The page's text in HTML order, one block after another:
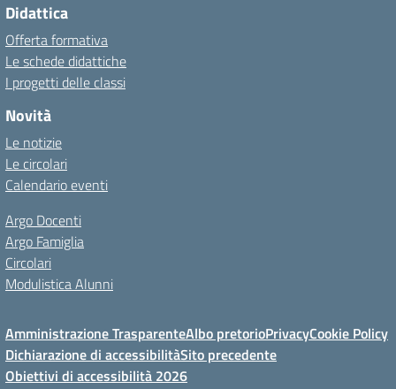
Didattica
Offerta formativa
Le schede didattiche
I progetti delle classi
Novità
Le notizie
Le circolari
Calendario eventi
Argo Docenti
Argo Famiglia
Circolari
Modulistica Alunni
Amministrazione TrasparenteAlbo pretorioPrivacyCookie Policy
Dichiarazione di accessibilitàSito precedente
Obiettivi di accessibilità 2026